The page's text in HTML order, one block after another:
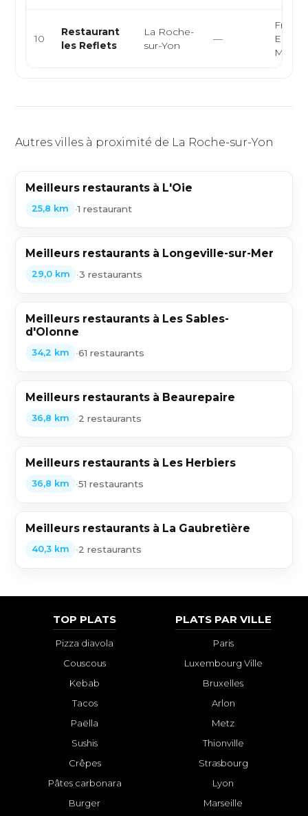
10
Restaurant
les Reflets
La Roche-
sur-Yon
—
Autres villes à proximité de La Roche-sur-Yon
Meilleurs restaurants à L'Oie
25,8 km •1 restaurant
Meilleurs restaurants à Longeville-sur-Mer
29,0 km •3 restaurants
Meilleurs restaurants à Les Sables-
d'Olonne
34,2 km •61 restaurants
Meilleurs restaurants à Beaurepaire
36,8 km •2 restaurants
Meilleurs restaurants à Les Herbiers
36,8 km •51 restaurants
Meilleurs restaurants à La Gaubretière
40,3 km •2 restaurants
TOP PLATS
Pizza diavola
Couscous
Kebab
Tacos
Paëlla
Sushis
Crêpes
Pâtes carbonara
Burger
PLATS PAR VILLE
Paris
Luxembourg Ville
Bruxelles
Arlon
Metz
Thionville
Strasbourg
Lyon
Marseille